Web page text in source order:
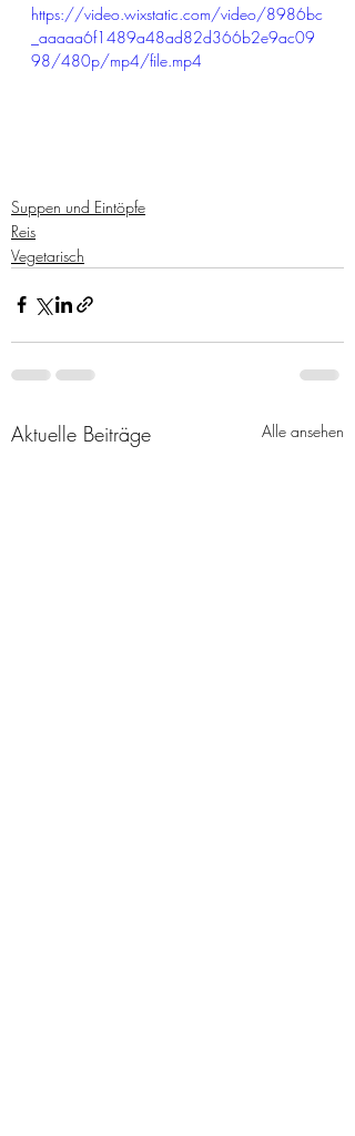
https://video.wixstatic.com/video/8986bc
_aaaaa6f1489a48ad82d366b2e9ac09
98/480p/mp4/file.mp4
Suppen und Eintöpfe
Reis
Vegetarisch
Aktuelle Beiträge Alle ansehen